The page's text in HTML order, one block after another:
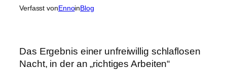
Verfasst vonEnnoinBlog
Das Ergebnis einer unfreiwillig schlaflosen
Nacht, in der an „richtiges Arbeiten“